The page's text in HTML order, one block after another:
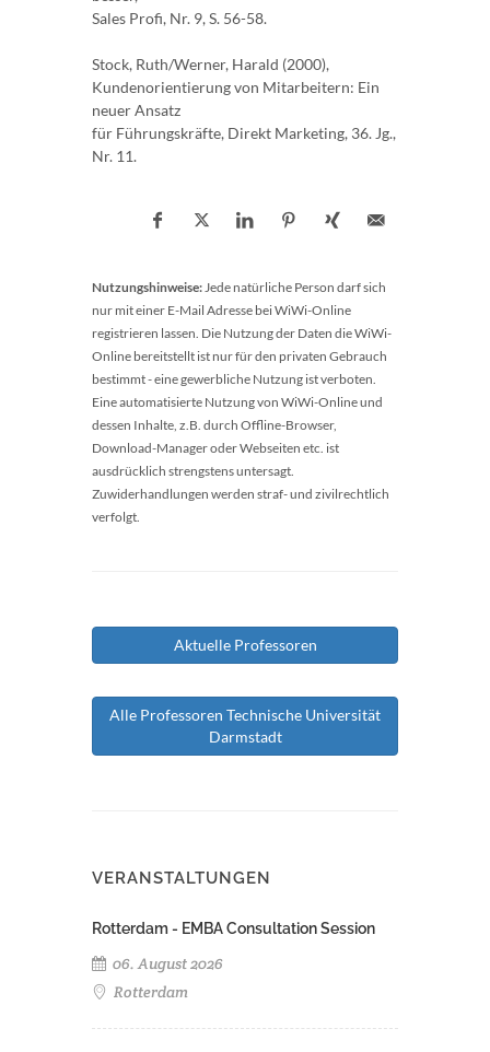
Sales Profi, Nr. 9, S. 56-58.
Stock, Ruth/Werner, Harald (2000),
Kundenorientierung von Mitarbeitern: Ein
neuer Ansatz
für Führungskräfte, Direkt Marketing, 36. Jg.,
Nr. 11.
Nutzungshinweise:Jede natürliche Person darf sich
nur mit einer E-Mail Adresse bei WiWi-Online
registrieren lassen. Die Nutzung der Daten die WiWi-
Online bereitstellt ist nur für den privaten Gebrauch
bestimmt - eine gewerbliche Nutzung ist verboten.
Eine automatisierte Nutzung von WiWi-Online und
dessen Inhalte, z.B. durch Offline-Browser,
Download-Manager oder Webseiten etc. ist
ausdrücklich strengstens untersagt.
Zuwiderhandlungen werden straf- und zivilrechtlich
verfolgt.
Aktuelle Professoren
Alle Professoren Technische Universität
Darmstadt
VERANSTALTUNGEN
Rotterdam - EMBA Consultation Session
06. August 2026
Rotterdam